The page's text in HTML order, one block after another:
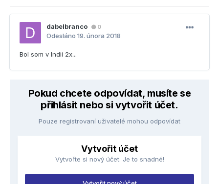
dabelbranco 0
Odesláno 19. února 2018
Bol som v Indii 2x...
Pokud chcete odpovídat, musíte se
přihlásit nebo si vytvořit účet.
Pouze registrovaní uživatelé mohou odpovídat
Vytvořit účet
Vytvořte si nový účet. Je to snadné!